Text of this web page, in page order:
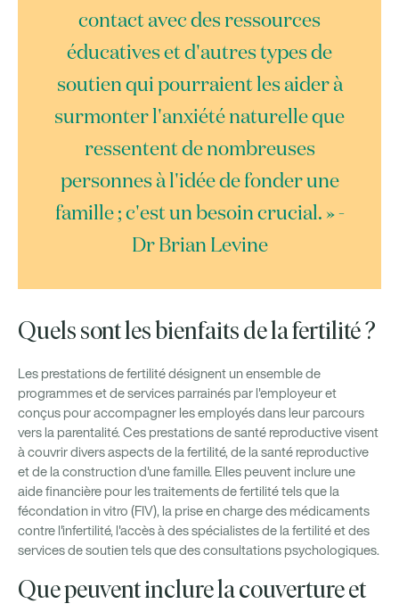
contact avec des ressources
éducatives et d'autres types de
soutien qui pourraient les aider à
surmonter l'anxiété naturelle que
ressentent de nombreuses
personnes à l'idée de fonder une
famille ; c'est un besoin crucial. » -
Dr Brian Levine
Quels sont les bienfaits de la fertilité ?
Les prestations de fertilité désignent un ensemble de
programmes et de services parrainés par l'employeur et
conçus pour accompagner les employés dans leur parcours
vers la parentalité. Ces prestations de santé reproductive visent
à couvrir divers aspects de la fertilité, de la santé reproductive
et de la construction d'une famille. Elles peuvent inclure une
aide financière pour les traitements de fertilité tels que la
fécondation in vitro (FIV), la prise en charge des médicaments
contre l'infertilité, l'accès à des spécialistes de la fertilité et des
services de soutien tels que des consultations psychologiques.
Que peuvent inclure la couverture et